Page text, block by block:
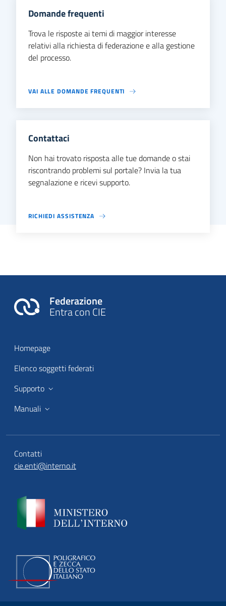
Domande frequenti
Trova le risposte ai temi di maggior interesse
relativi alla richiesta di federazione e alla gestione
del processo.
VAI ALLE DOMANDE FREQUENTI
Contattaci
Non hai trovato risposta alle tue domande o stai
riscontrando problemi sul portale? Invia la tua
segnalazione e ricevi supporto.
RICHIEDI ASSISTENZA
Federazione
Entra con CIE
Homepage
Elenco soggetti federati
Supporto
Manuali
Contatti
cie.enti@interno.it